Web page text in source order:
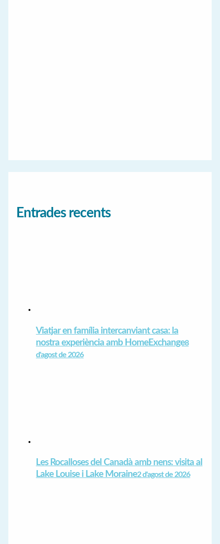
Entrades recents
Viatjar en família intercanviant casa: la
nostra experiència amb HomeExchange8
d'agost de 2026
Les Rocalloses del Canadà amb nens: visita al
Lake Louise i Lake Moraine2 d'agost de 2026